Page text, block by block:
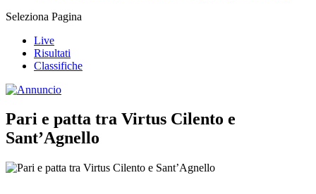
Seleziona Pagina
Live
Risultati
Classifiche
Pari e patta tra Virtus Cilento e
Sant’Agnello